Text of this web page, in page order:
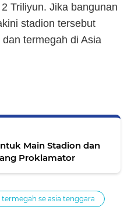
Triliyun. Jika bangunan
stadion tersebut
termegah di Asia
Main Stadion dan
Proklamator
se asia tenggara